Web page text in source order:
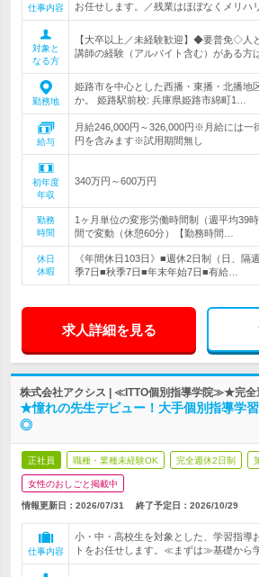
仕事内容
お任せします。／残業はほぼなくメリハ
対象と
なる方
【大卒以上／未経験歓迎】◆要普免◇人
講師の経験（アルバイト含む）がある方
勤務地
姫路市を中心とした西播・東播・北播地
か。 姫路駅前校: 兵庫県姫路市綿町1…
給与
月給246,000円～326,000円※月給には一
円を含みます※試用期間無し
初年度
年収
340万円～600万円
勤務
時間
1ヶ月単位の変形労働時間制（週平均39
間で変動（休憩60分）【勤務時間…
休日
休暇
《年間休日103日》■週休2日制（日、隔
季7日■秋季7日■年末年始7日■有給…
求人詳細を見る
株式会社アクシス | ≪ITTO個別指導学院≫★完
★憧れの先生デビュー！大手個別指導学
◎
正社員 職種・業種未経験OK 完全週休2日制
女性のおしごと掲載中
情報更新日：2026/07/31 終了予定日： 2026/10/29
仕事内容
小・中・高校生を対象とした、学習指導
トをお任せします。≪まずは≫基礎から